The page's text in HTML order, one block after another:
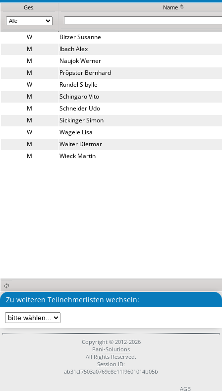
Ges. Name
W
Bitzer Susanne
M
Ibach Alex
M
Naujok Werner
M
Pröpster Bernhard
W
Rundel Sibylle
M
Schingaro Vito
M
Schneider Udo
M
Sickinger Simon
W
Wägele Lisa
M
Walter Dietmar
M
Wieck Martin
Zu weiteren Teilnehmerlisten wechseln:
Copyright © 2012-2026
Pani-Solutions
All Rights Reserved.
Session ID:
ab31cf7503a0769e8e11f9601014b05b
AGB